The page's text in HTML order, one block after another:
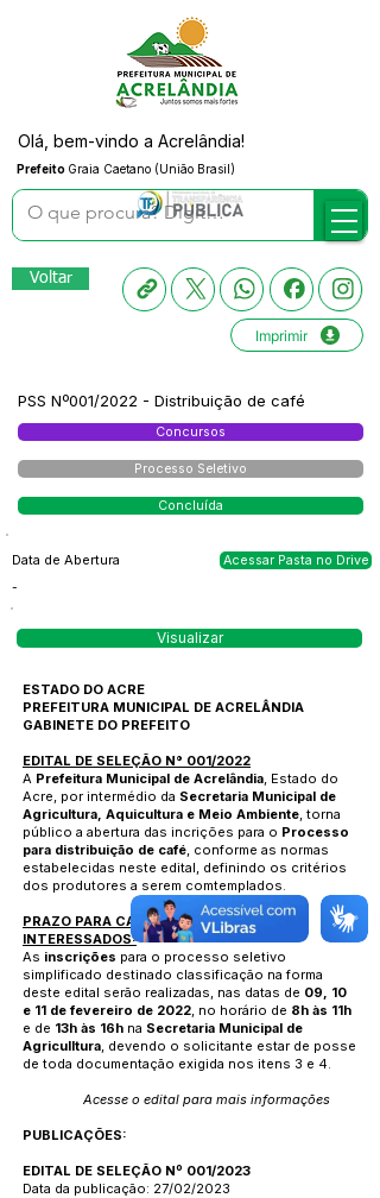
Prefeito Graia Caetano (União Brasil)
Olá, bem-vindo a Acrelândia!
Voltar
Imprimir
PSS Nº001/2022 - Distribuição de café
Concursos
Processo Seletivo
Concluída
Data de Abertura
-
Acessar Pasta no Drive
Visualizar
ESTADO DO ACRE
PREFEITURA MUNICIPAL DE ACRELÂNDIA
GABINETE DO PREFEITO
EDITAL DE SELEÇÃO N° 001/2022
A Prefeitura Municipal de Acrelândia, Estado do
Acre, por intermédio da Secretaria Municipal de
Agricultura, Aquicultura e Meio Ambiente, torna
público a abertura das incrições para o Processo
para distribuição de café, conforme as normas
estabelecidas neste edital, definindo os critérios
dos produtores a serem comtemplados.
PRAZO PARA CADASTRAMENTO DOS
INTERESSADOS:
As inscrições para o processo seletivo
simplificado destinado classificação na forma
deste edital serão realizadas, nas datas de 09, 10
e 11 de fevereiro de 2022, no horário de 8h às 11h
e de 13h às 16h na Secretaria Municipal de
Agriculltura, devendo o solicitante estar de posse
de toda documentação exigida nos itens 3 e 4.
Acesse o edital para mais informações
PUBLICAÇÕES:
EDITAL DE SELEÇÃO Nº 001/2023
Data da publicação: 27/02/2023